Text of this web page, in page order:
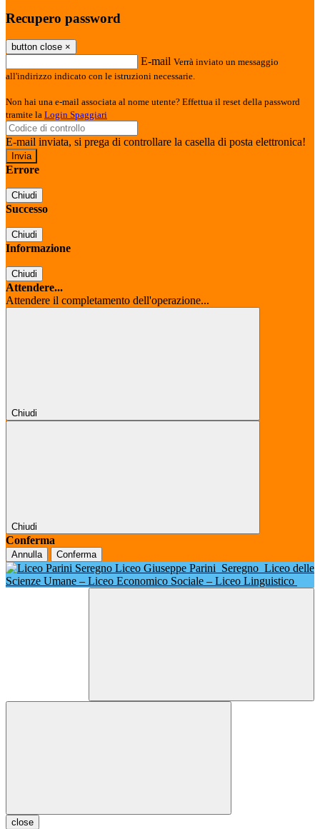
Recupero password
button close ×
E-mail Verrà inviato un messaggio
all'indirizzo indicato con le istruzioni necessarie.
Non hai una e-mail associata al nome utente? Effettua il reset della password
tramite la Login Spaggiari
E-mail inviata, si prega di controllare la casella di posta elettronica!
Errore
Chiudi
Successo
Chiudi
Informazione
Chiudi
Attendere...
Attendere il completamento dell'operazione...
Chiudi
Chiudi
Conferma
Annulla Conferma
Liceo Giuseppe Parini Seregno Liceo delle
Scienze Umane – Liceo Economico Sociale – Liceo Linguistico
close